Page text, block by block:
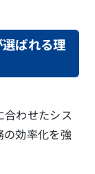
ばれる理
わせたシス
の効率化を強